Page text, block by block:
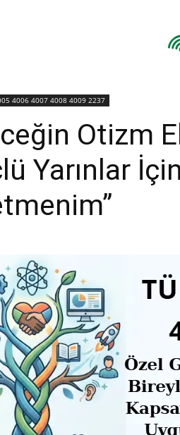
4006 4007 4008 4009 2237
Otizm
Yarınlar